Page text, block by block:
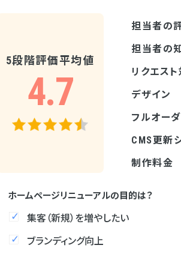
5段階評価平均値
4.7
担当者の
担当者の
リクエス
デザイン
フルオー
CMS更新
制作料金
ホームページリニューアルの目的は？
集客（新規）を増やしたい
ブランディング向上